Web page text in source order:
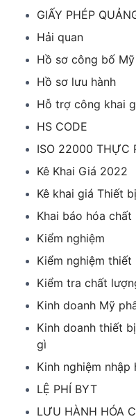
GIẤY PHÉP
Hải quan
Hồ sơ công bố
Hồ sơ lưu hành
Hỗ trợ công khai
HS CODE
ISO 22000 THỰC
Kê Khai Giá 2022
Kê khai giá Thiết
Khai báo hóa chất
Kiểm nghiệm
Kiểm nghiệm
Kiểm tra chất
Kinh doanh Mỹ
Kinh doanh thiết
gì
Kinh nghiệm nhập
LỆ PHÍ BYT
LƯU HÀNH HÓA